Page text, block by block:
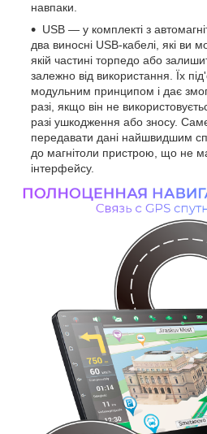
навпаки.
USB — у комплекті з
два виносні USB-кабелі, які ви
якій частині торпедо або
залежно від використання. Їх
модульним принципом і дає
разі, якщо він не
разі ушкодження або зносу.
передавати дані найшвидшим
до магнітоли пристрою, що не
інтерфейсу.